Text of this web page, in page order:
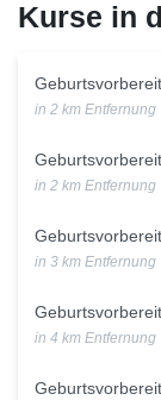
Kurse in
in 2 km Entfernung
in 2 km Entfernung
in 3 km Entfernung
in 4 km Entfernung